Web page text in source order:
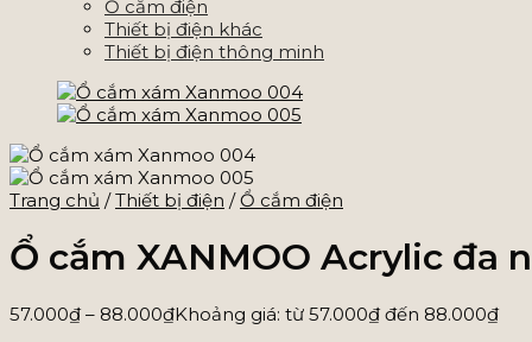
Ổ cắm điện
Thiết bị điện khác
Thiết bị điện thông minh
Trang chủ / Thiết bị điện / Ổ cắm điện
Ổ cắm XANMOO Acrylic đa
57.000₫ – 88.000₫Khoảng giá: từ 57.000₫ đến 88.000₫